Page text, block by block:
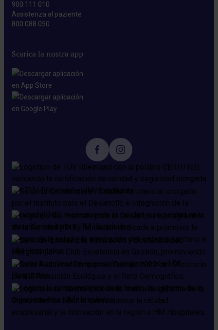
900 111 010
Assistenza al paziente
800 088 050
Scarica la nostra app